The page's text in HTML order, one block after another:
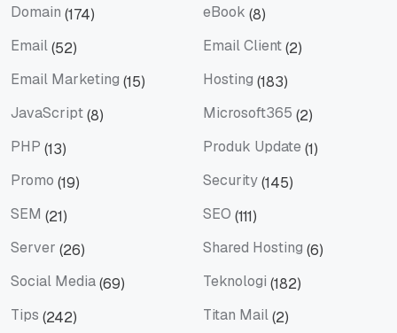
Domain (174) eBook (8)
Email(52) Email Client(2)
Email Marketing (15) Hosting (183)
JavaScript(8) Microsoft365 (2)
PHP (13) Produk Update (1)
Promo (19) Security(145)
SEM (21) SEO (111)
Server (26) Shared Hosting (6)
Social Media(69) Teknologi (182)
Tips (242) Titan Mail(2)